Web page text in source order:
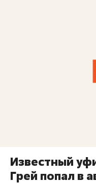
Известный
Грей попал в